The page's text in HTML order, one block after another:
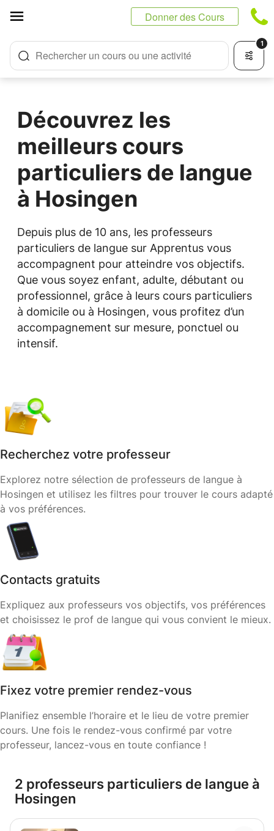
Donner des Cours
Rechercher un cours ou une activité
1
Découvrez les
meilleurs cours
particuliers de langue
à Hosingen
Depuis plus de 10 ans, les professeurs
particuliers de langue sur Apprentus vous
accompagnent pour atteindre vos objectifs.
Que vous soyez enfant, adulte, débutant ou
professionnel, grâce à leurs cours particuliers
à domicile ou à Hosingen, vous profitez d’un
accompagnement sur mesure, ponctuel ou
intensif.
Recherchez votre professeur
Explorez notre sélection de professeurs de langue à
Hosingen et utilisez les filtres pour trouver le cours adapté
à vos préférences.
Contacts gratuits
Expliquez aux professeurs vos objectifs, vos préférences
et choisissez le prof de langue qui vous convient le mieux.
Fixez votre premier rendez-vous
Planifiez ensemble l’horaire et le lieu de votre premier
cours. Une fois le rendez-vous confirmé par votre
professeur, lancez-vous en toute confiance !
2 professeurs particuliers de langue à
Hosingen